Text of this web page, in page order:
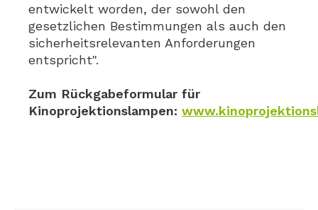
entwickelt worden, der sowohl den
gesetzlichen Bestimmungen als auch den
sicherheitsrelevanten Anforderungen
entspricht".
Zum Rückgabeformular für
Kinoprojektionslampen: